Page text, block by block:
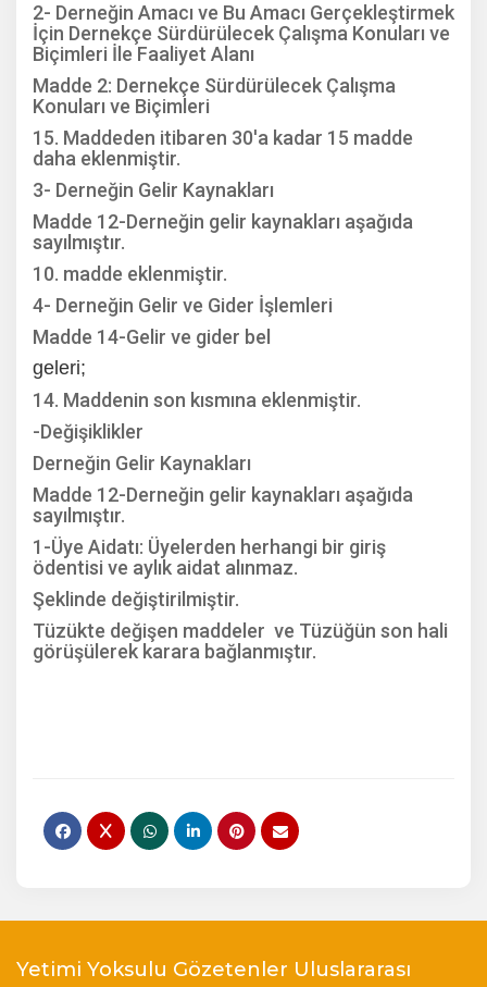
2- Derneğin Amacı ve Bu Amacı Gerçekleştirmek
İçin Dernekçe Sürdürülecek Çalışma Konuları ve
Biçimleri İle Faaliyet Alanı
Madde 2: Dernekçe Sürdürülecek Çalışma
Konuları ve Biçimleri
15. Maddeden itibaren 30'a kadar 15 madde
daha eklenmiştir.
3- Derneğin Gelir Kaynakları
Madde 12-Derneğin gelir kaynakları aşağıda
sayılmıştır.
10. madde eklenmiştir.
4- Derneğin Gelir ve Gider İşlemleri
Madde 14-Gelir ve gider bel
geleri;
14. Maddenin son kısmına eklenmiştir.
-Değişiklikler
Derneğin Gelir Kaynakları
Madde 12-Derneğin gelir kaynakları aşağıda
sayılmıştır.
1-Üye Aidatı: Üyelerden herhangi bir giriş
ödentisi ve aylık aidat alınmaz.
Şeklinde değiştirilmiştir.
Tüzükte değişen maddeler ve Tüzüğün son hali
görüşülerek karara bağlanmıştır.
Yetimi Yoksulu Gözetenler Uluslararası